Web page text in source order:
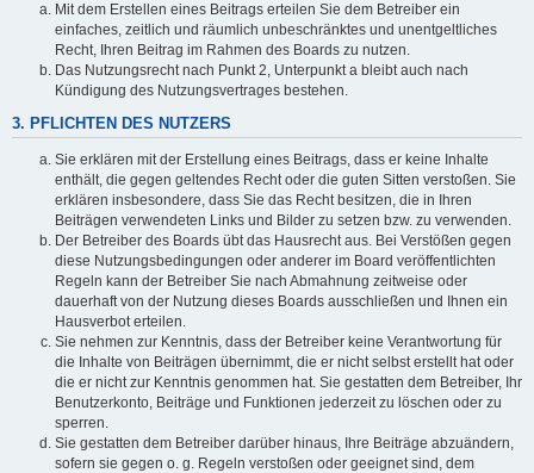
Mit dem Erstellen eines Beitrags erteilen Sie dem Betreiber ein
einfaches, zeitlich und räumlich unbeschränktes und unentgeltliches
Recht, Ihren Beitrag im Rahmen des Boards zu nutzen.
Das Nutzungsrecht nach Punkt 2, Unterpunkt a bleibt auch nach
Kündigung des Nutzungsvertrages bestehen.
3. PFLICHTEN DES NUTZERS
Sie erklären mit der Erstellung eines Beitrags, dass er keine Inhalte
enthält, die gegen geltendes Recht oder die guten Sitten verstoßen. Sie
erklären insbesondere, dass Sie das Recht besitzen, die in Ihren
Beiträgen verwendeten Links und Bilder zu setzen bzw. zu verwenden.
Der Betreiber des Boards übt das Hausrecht aus. Bei Verstößen gegen
diese Nutzungsbedingungen oder anderer im Board veröffentlichten
Regeln kann der Betreiber Sie nach Abmahnung zeitweise oder
dauerhaft von der Nutzung dieses Boards ausschließen und Ihnen ein
Hausverbot erteilen.
Sie nehmen zur Kenntnis, dass der Betreiber keine Verantwortung für
die Inhalte von Beiträgen übernimmt, die er nicht selbst erstellt hat oder
die er nicht zur Kenntnis genommen hat. Sie gestatten dem Betreiber, Ihr
Benutzerkonto, Beiträge und Funktionen jederzeit zu löschen oder zu
sperren.
Sie gestatten dem Betreiber darüber hinaus, Ihre Beiträge abzuändern,
sofern sie gegen o. g. Regeln verstoßen oder geeignet sind, dem